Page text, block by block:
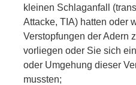
kleinen Schlaganfall
Attacke, TIA) hatten oder
Verstopfungen der Adern
vorliegen oder Sie sich
oder Umgehung dieser
mussten;